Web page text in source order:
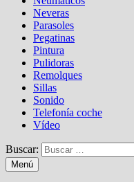
Neveras
Parasoles
Pegatinas
Pintura
Pulidoras
Remolques
Sillas
Sonido
Telefonía coche
Vídeo
Buscar:
Menú